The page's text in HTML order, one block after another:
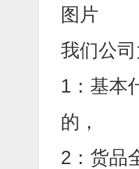
图片
我们公
1 ：基
的，
2 ：货